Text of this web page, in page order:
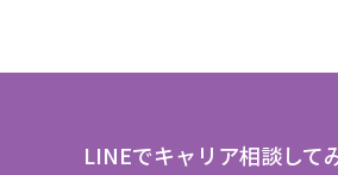
LINEでキャリア相談して